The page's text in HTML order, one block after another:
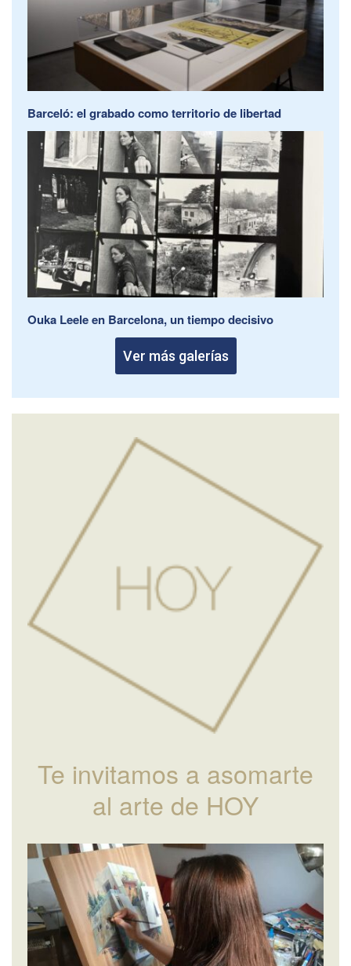
Barceló: el grabado como territorio de libertad
Ouka Leele en Barcelona, un tiempo decisivo
Ver más galerías
Te invitamos a asomarte
al arte de HOY